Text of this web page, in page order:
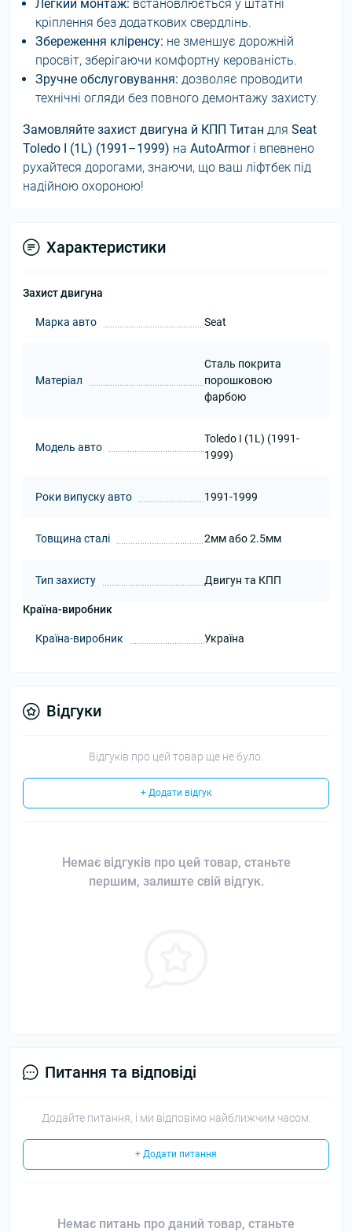
Легкий монтаж: встановлюється у штатні
кріплення без додаткових свердлінь.
Збереження кліренсу: не зменшує дорожній
просвіт, зберігаючи комфортну керованість.
Зручне обслуговування: дозволяє проводити
технічні огляди без повного демонтажу захисту.
Замовляйте захист двигуна й КПП Титан для Seat
Toledo I (1L) (1991–1999) на AutoArmorі впевнено
рухайтеся дорогами, знаючи, що ваш ліфтбек під
надійною охороною!
Характеристики
Захист двигуна
Марка авто Seat
Матеріал
Сталь покрита
порошковою
фарбою
Модель авто
Toledo I (1L) (1991-
1999)
Роки випуску авто 1991-1999
Товщина сталі 2мм або 2.5мм
Тип захисту Двигун та КПП
Країна-виробник
Країна-виробник Україна
Відгуки
Відгуків про цей товар ще не було.
+ Додати відгук
Немає відгуків про цей товар, станьте
першим, залиште свій відгук.
Питання та відповіді
Додайте питання, і ми відповімо найближчим часом.
+ Додати питання
Немає питань про даний товар, станьте